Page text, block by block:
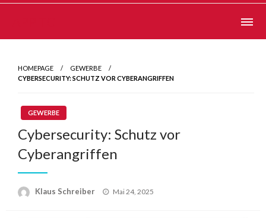
Skip
content
HOMEPAGE
GEWERBE
CYBERSECURITY: SCHUTZ VOR CYBERANGRIFFEN
GEWERBE
Cybersecurity: Schutz vor
Cyberangriffen
Klaus Schreiber
Posted
Mai 24, 2025